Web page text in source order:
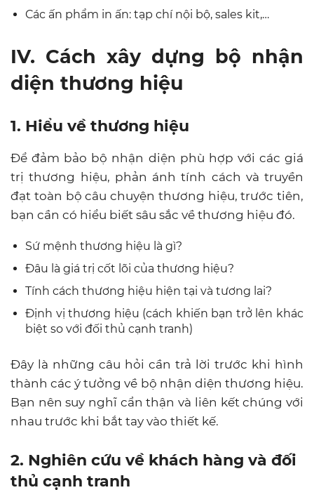
Các ấn phẩm in ấn: tạp chí nội bộ, sales kit,…
IV. Cách xây dựng bộ nhận
diện thương hiệu
1. Hiểu về thương hiệu
Để đảm bảo bộ nhận diện phù hợp với các giá
trị thương hiệu, phản ánh tính cách và truyền
đạt toàn bộ câu chuyện thương hiệu, trước tiên,
bạn cần có hiểu biết sâu sắc về thương hiệu đó.
Sứ mệnh thương hiệu là gì?
Đâu là giá trị cốt lõi của thương hiệu?
Tính cách thương hiệu hiện tại và tương lai?
Định vị thương hiệu (cách khiến bạn trở lên khác
biệt so với đối thủ cạnh tranh)
Đây là những câu hỏi cần trả lời trước khi hình
thành các ý tưởng về bộ nhận diện thương hiệu.
Bạn nên suy nghĩ cẩn thận và liên kết chúng với
nhau trước khi bắt tay vào thiết kế.
2. Nghiên cứu về khách hàng và đối
thủ cạnh tranh